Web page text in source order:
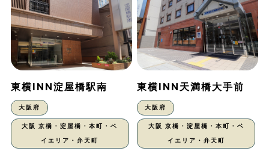
東横INN淀屋橋駅南
大阪府
大阪 京橋・淀屋橋・本町・ベ
イエリア・弁天町
東横INN天満橋大手前
大阪府
大阪 京橋・淀屋橋・本町・ベ
イエリア・弁天町